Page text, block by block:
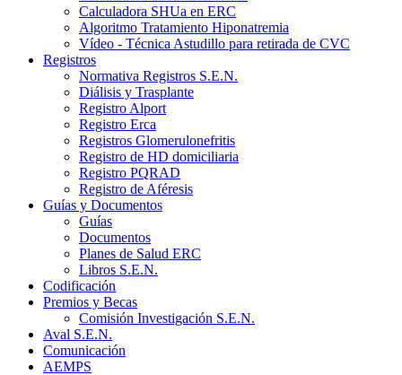
Calculadora SHUa en ERC
Algoritmo Tratamiento Hiponatremia
Vídeo - Técnica Astudillo para retirada de CVC
Registros
Normativa Registros S.E.N.
Diálisis y Trasplante
Registro Alport
Registro Erca
Registros Glomerulonefritis
Registro de HD domiciliaria
Registro PQRAD
Registro de Aféresis
Guías y Documentos
Guías
Documentos
Planes de Salud ERC
Libros S.E.N.
Codificación
Premios y Becas
Comisión Investigación S.E.N.
Aval S.E.N.
Comunicación
AEMPS